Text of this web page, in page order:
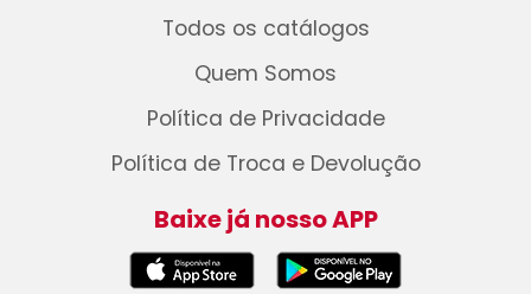
Todos os catálogos
Quem Somos
Política de Privacidade
Política de Troca e Devolução
Baixe já nosso APP